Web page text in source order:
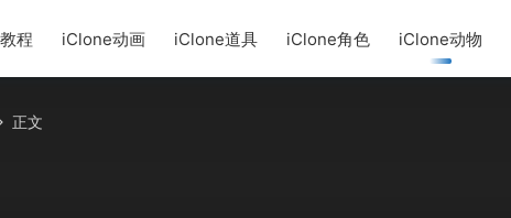
程 iClone动画 iClone道具 iClone角色 iClone动物
正文